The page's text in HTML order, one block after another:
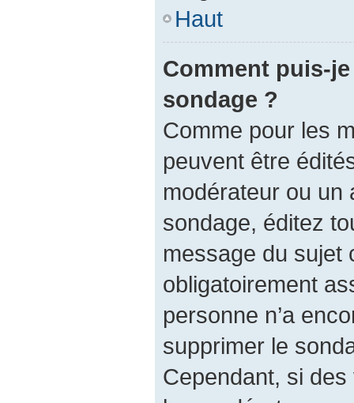
Haut
Comment puis-
sondage ?
Comme pour les
peuvent être
modérateur ou un
sondage, éditez
message du sujet
obligatoirement
personne n’a
supprimer le
Cependant, si